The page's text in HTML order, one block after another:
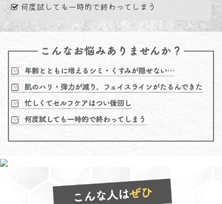
何度試しても一時的で終わってしまう